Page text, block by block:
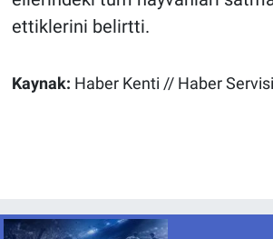
ettiklerini belirtti.
Kaynak: Haber Kenti // Haber Servisi